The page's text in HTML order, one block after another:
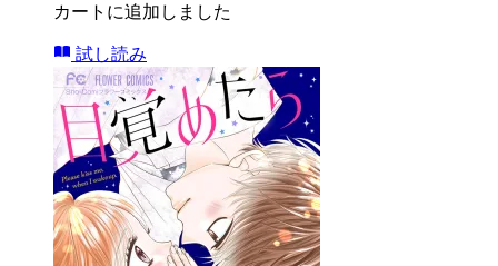
カートに追加しました
試し読み